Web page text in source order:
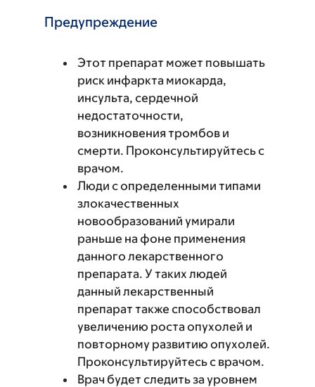
Предупреждение
Этот препарат может повышать
риск инфаркта миокарда,
инсульта, сердечной
недостаточности,
возникновения тромбов и
смерти. Проконсультируйтесь с
врачом.
Люди с определенными типами
злокачественных
новообразований умирали
раньше на фоне применения
данного лекарственного
препарата. У таких людей
данный лекарственный
препарат также способствовал
увеличению роста опухолей и
повторному развитию опухолей.
Проконсультируйтесь с врачом.
Врач будет следить за уровнем